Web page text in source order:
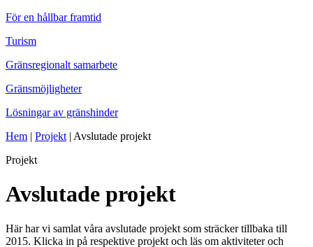
För en hållbar framtid
Turism
Gränsregionalt samarbete
Gränsmöjligheter
Lösningar av gränshinder
Hem | Projekt | Avslutade projekt
Projekt
Avslutade projekt
Här har vi samlat våra avslutade projekt som sträcker tillbaka till
2015. Klicka in på respektive projekt och läs om aktiviteter och